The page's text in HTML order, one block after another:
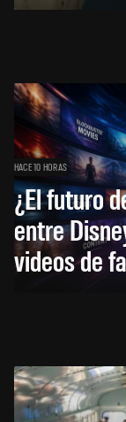
HACE 10 HORAS
¿El futuro
entre
videos de